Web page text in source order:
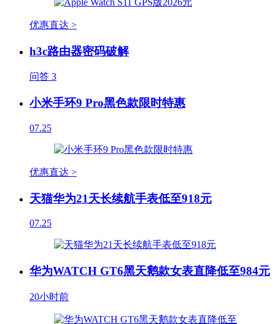
优惠直达 >
h3c路由器密码破解
问答 3
小米手环9 Pro黑色款限时特惠
07.25
优惠直达 >
天猫华为21天长续航手表低至918元
07.25
华为WATCH GT6黑天鹅款女表直降低至984元
20小时前